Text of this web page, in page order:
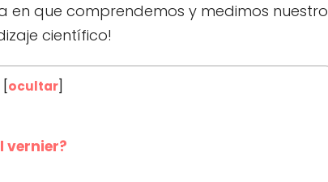
que comprendemos y medimos nuestro
científico!
[ocultar]
vernier?